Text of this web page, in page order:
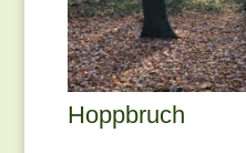
Hoppbruch